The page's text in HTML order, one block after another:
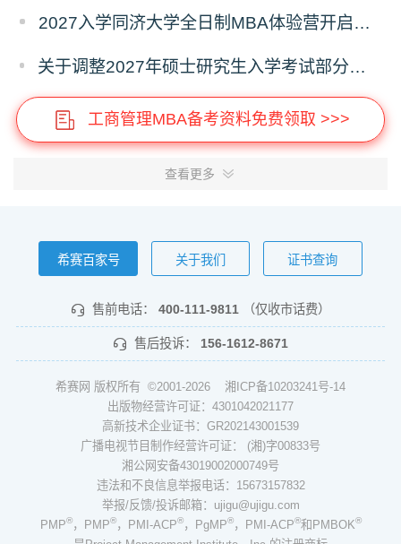
2027入学同济大学全日制MBA体验营开启报名！
关于调整2027年硕士研究生入学考试部分专业考试科目的通知
工商管理MBA备考资料免费领取 >>>
查看更多
希赛百家号 关于我们 证书查询
售前电话： 400-111-9811 （仅收市话费）
售后投诉： 156-1612-8671
希赛网 版权所有 ©2001-2026 湘ICP备10203241号-14
出版物经营许可证：4301042021177
高新技术企业证书：GR202143001539
广播电视节目制作经营许可证： (湘)字00833号
湘公网安备43019002000749号
违法和不良信息举报电话：15673157832
举报/反馈/投诉邮箱：ujigu@ujigu.com
PMP®，PMP®，PMI-ACP®，PgMP®，PMI-ACP®和PMBOK®